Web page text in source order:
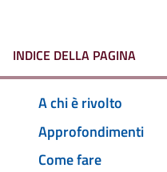
INDICE DELLA PAGINA
A chi è rivolto
Approfondimenti
Come fare